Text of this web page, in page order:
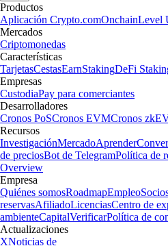
Productos
Aplicación Crypto.comOnchainLevel
Mercados
Criptomonedas
Características
TarjetasCestasEarnStakingDeFi
Empresas
CustodiaPay para comerciantes
Desarrolladores
Cronos PoSCronos EVMCronos
Recursos
InvestigaciónMercadoAprender
de preciosBot de TelegramPolítica de
Overview
Empresa
Quiénes somosRoadmapEmpleo
reservasAfiliadoLicenciasCentro de
ambienteCapitalVerificarPolítica de
Actualizaciones
XNoticias de